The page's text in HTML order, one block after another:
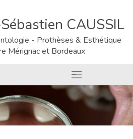
CAUSSIL
- Prothèses & Esthétique
Mérignac et Bordeaux